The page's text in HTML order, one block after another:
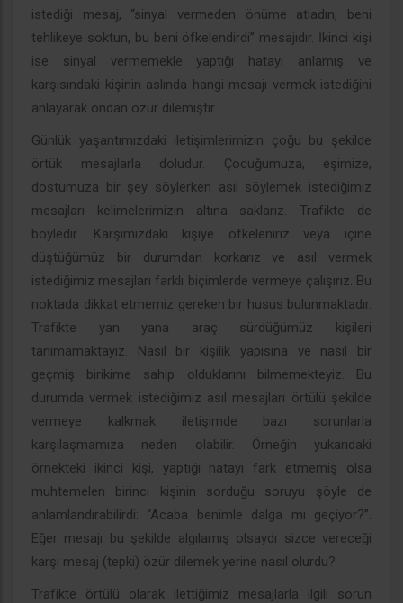
istediği mesaj, “sinyal vermeden önüme atladın, beni
tehlikeye soktun, bu beni öfkelendirdi” mesajıdır. İkinci kişi
ise sinyal vermemekle yaptığı hatayı anlamış ve
karşısındaki kişinin aslında hangi mesajı vermek istediğini
anlayarak ondan özür dilemiştir.
Günlük yaşantımızdaki iletişimlerimizin çoğu bu şekilde
örtük mesajlarla doludur. Çocuğumuza, eşimize,
dostumuza bir şey söylerken asıl söylemek istediğimiz
mesajları kelimelerimizin altına saklarız. Trafikte de
böyledir. Karşımızdaki kişiye öfkeleniriz veya içine
düştüğümüz bir durumdan korkarız ve asıl vermek
istediğimiz mesajları farklı biçimlerde vermeye çalışırız. Bu
noktada dikkat etmemiz gereken bir husus bulunmaktadır.
Trafikte yan yana araç sürdüğümüz kişileri
tanımamaktayız. Nasıl bir kişilik yapısına ve nasıl bir
geçmiş birikime sahip olduklarını bilmemekteyiz. Bu
durumda vermek istediğimiz asıl mesajları örtülü şekilde
vermeye kalkmak iletişimde bazı sorunlarla
karşılaşmamıza neden olabilir. Örneğin yukarıdaki
örnekteki ikinci kişi, yaptığı hatayı fark etmemiş olsa
muhtemelen birinci kişinin sorduğu soruyu şöyle de
anlamlandırabilirdi: “Acaba benimle dalga mı geçiyor?”.
Eğer mesajı bu şekilde algılamış olsaydı sizce vereceği
karşı mesaj (tepki) özür dilemek yerine nasıl olurdu?
Trafikte örtülü olarak ilettiğimiz mesajlarla ilgili sorun